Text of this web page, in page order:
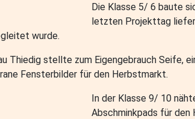
Die Klasse 5/ 6 baute
letzten Projekttag
wurde.
Thiedig stellte zum Eigengebrauch Seife,
Fensterbilder für den Herbstmarkt.
In der Klasse 9/ 10
Abschminkpads für